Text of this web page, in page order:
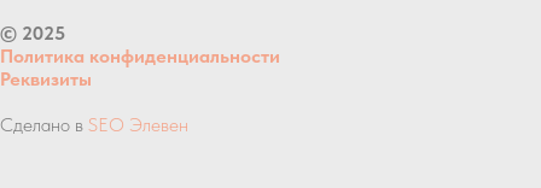
© 2025
Политика конфиденциальности
Реквизиты
Сделано в SEO Элевен